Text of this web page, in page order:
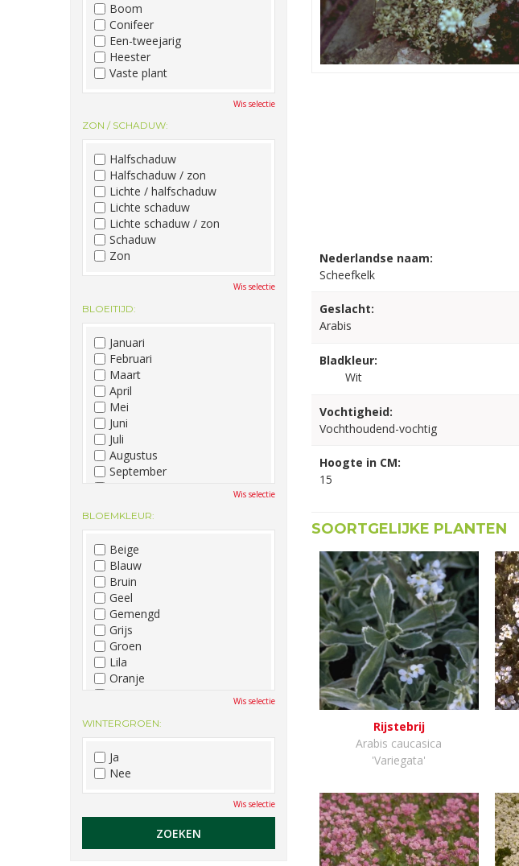
Nederlandse naam:
Scheefkelk
Geslacht:
Arabis
Bladkleur:
Wit
Vochtigheid:
Vochthoudend-vochtig
Hoogte in CM:
15
SOORTGELIJKE PLANTEN
Rijstebrij
Arabis caucasica
'Variegata'
Boom
Conifeer
Een-tweejarig
Heester
Vaste plant
Wis selectie
ZON / SCHADUW:
Halfschaduw
Halfschaduw / zon
Lichte / halfschaduw
Lichte schaduw
Lichte schaduw / zon
Schaduw
Zon
Wis selectie
BLOEITIJD:
Januari
Februari
Maart
April
Mei
Juni
Juli
Augustus
September
December
Wis selectie
BLOEMKLEUR:
Beige
Blauw
Bruin
Geel
Gemengd
Grijs
Groen
Lila
Oranje
Roze
Wit
Zwart
Wis selectie
WINTERGROEN:
Ja
Nee
Wis selectie